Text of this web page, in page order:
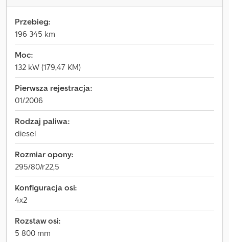
Przebieg:
196 345 km
Moc:
132 kW (179,47 KM)
Pierwsza rejestracja:
01/2006
Rodzaj paliwa:
diesel
Rozmiar opony:
295/80/r22,5
Konfiguracja osi:
4x2
Rozstaw osi:
5 800 mm